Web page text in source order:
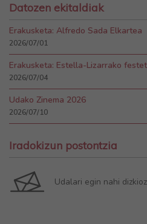
Datozen ekitaldiak
Erakusketa: Alfredo Sada Elkartea
2026/07/01
Erakusketa: Estella-Lizarrako
2026/07/04
Udako Zinema 2026
2026/07/10
Iradokizun postontzia
Udalari egin nahi